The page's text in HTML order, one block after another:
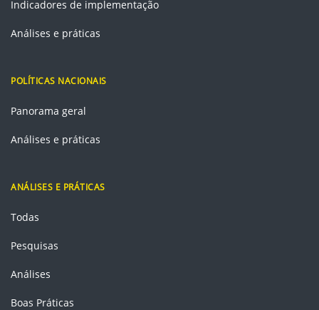
Indicadores de implementação
Análises e práticas
POLÍTICAS NACIONAIS
Panorama geral
Análises e práticas
ANÁLISES E PRÁTICAS
Todas
Pesquisas
Análises
Boas Práticas